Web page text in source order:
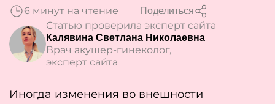
6 минут на чтение
Поделиться
Статью проверила эксперт сайта
Калявина Светлана Николаевна
Врач акушер-гинеколог,
эксперт сайта
Иногда изменения во внешности